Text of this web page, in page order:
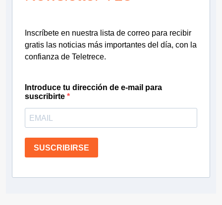
Inscríbete en nuestra lista de correo para recibir
gratis las noticias más importantes del día, con la
confianza de Teletrece.
Introduce tu dirección de e-mail para
suscribirte
SUSCRIBIRSE